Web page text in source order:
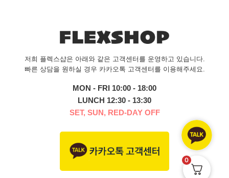
저희 플렉스샵은 아래와 같은 고객센터를 운영하고 있습니다.
빠른 상담을 원하실 경우 카카오톡 고객센터를 이용해주세요.
MON - FRI 10:00 - 18:00
LUNCH 12:30 - 13:30
SET, SUN, RED-DAY OFF
0